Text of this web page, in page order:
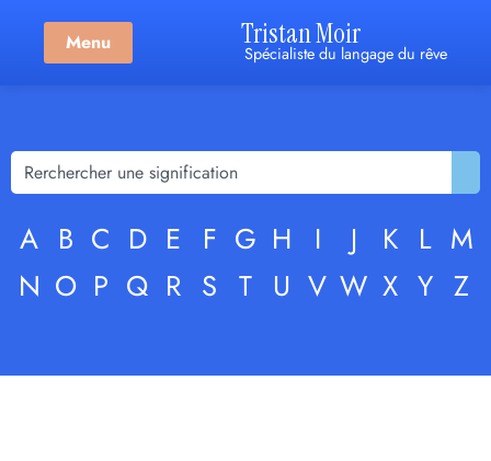
Menu Tristan Moir
Spécialiste du langage du rêve
A B C D E F G H I J K L M
N O P Q R S T U V W X Y Z